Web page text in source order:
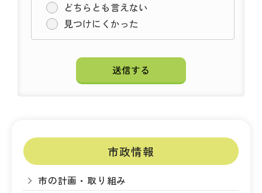
どちらとも言えない
見つけにくかった
市政情報
市の計画・取り組み